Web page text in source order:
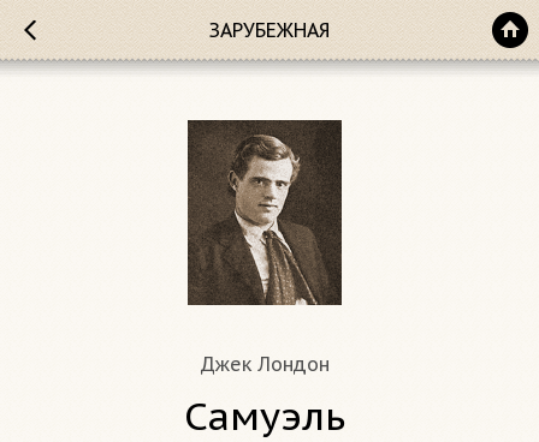
ЗАРУБЕЖНАЯ
Джек Лондон
Самуэль